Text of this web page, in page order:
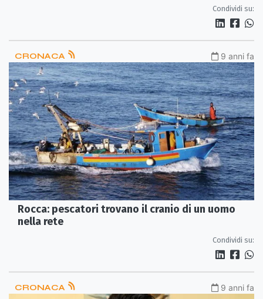
Condividi su:
CRONACA 9 anni fa
Rocca: pescatori trovano il cranio di un uomo
nella rete
Condividi su:
CRONACA 9 anni fa